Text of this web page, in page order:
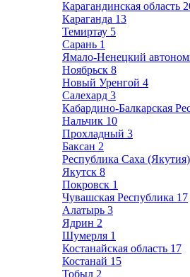
Карагандинская область
Караганда 13
Темиртау 5
Сарань 1
Ямало-Ненецкий
Ноябрьск 8
Новый Уренгой 4
Салехард 3
Кабардино-Балкарская
Нальчик 10
Прохладный 3
Баксан 2
Республика Саха (Якутия)
Якутск 8
Покровск 1
Чувашская Республика 17
Алатырь 3
Ядрин 2
Шумерля 1
Костанайская область 17
Костанай 15
Тобыл 2